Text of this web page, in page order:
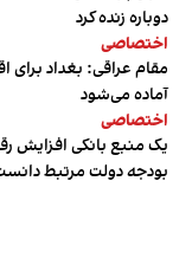
دوباره زنده کرد
اختصاصی
مقام عراقی: بغداد برای
آماده می‌شود
اختصاصی
یک منبع بانکی افزایش
بودجه دولت مرتبط